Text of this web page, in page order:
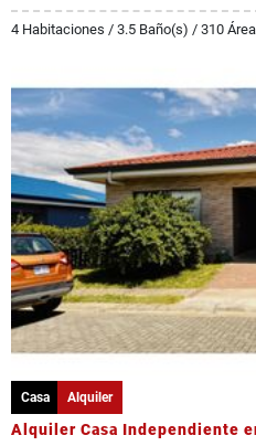
4 Habitaciones / 3.5 Baño(s) / 310
Casa Alquiler